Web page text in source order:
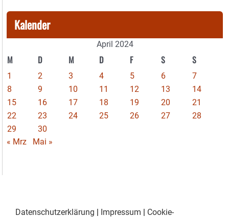
Kalender
April 2024
M D M D F S S
1 2 3 4 5 6
7
8
9 10 11 12 13
14
15
16 17 18 19 20
21
22
23 24 25 26 27
28
29
30
« Mrz
Mai »
Datenschutzerklärung | Impressum | Cookie-